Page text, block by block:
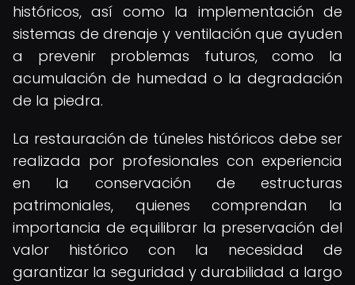
históricos, así como la implementación de
sistemas de drenaje y ventilación que ayuden
a prevenir problemas futuros, como la
acumulación de humedad o la degradación
de la piedra.
La restauración de túneles históricos debe ser
realizada por profesionales con experiencia
en la conservación de estructuras
patrimoniales, quienes comprendan la
importancia de equilibrar la preservación del
valor histórico con la necesidad de
garantizar la seguridad y durabilidad a largo